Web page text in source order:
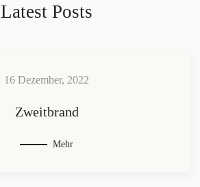
Latest Posts
16 Dezember, 2022
Zweitbrand
Mehr